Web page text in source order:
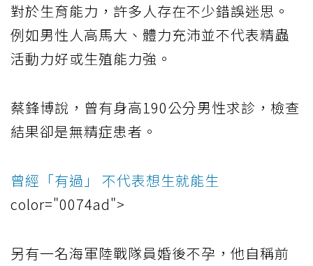
對於生育能力，許多人存在不少錯誤迷思。
例如男性人高馬大、體力充沛並不代表精蟲
活動力好或生殖能力強。
蔡鋒博說，曾有身高190公分男性求診，檢查
結果卻是無精症患者。
曾經「有過」 不代表想生就能生
color="0074ad">
另有一名海軍陸戰隊員婚後不孕，他自稱前